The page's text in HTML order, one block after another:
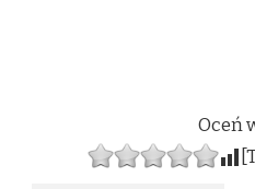
Oceń